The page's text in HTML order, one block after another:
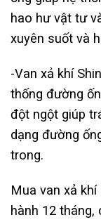
hao hư vật tư
xuyên suốt và
-Van xả khí
thống đường
đột ngột giúp
dạng đường
trong.
Mua van xả khí
hành 12 tháng,